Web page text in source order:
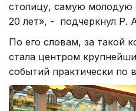
столицу, самую молодую
20 лет», - подчеркнул Р.
По его словам, за такой
стала центром
событий практически по